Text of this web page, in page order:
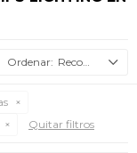
Recomendados
Quitar filtros